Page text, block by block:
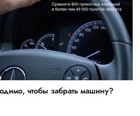
чтобы забрать машину?